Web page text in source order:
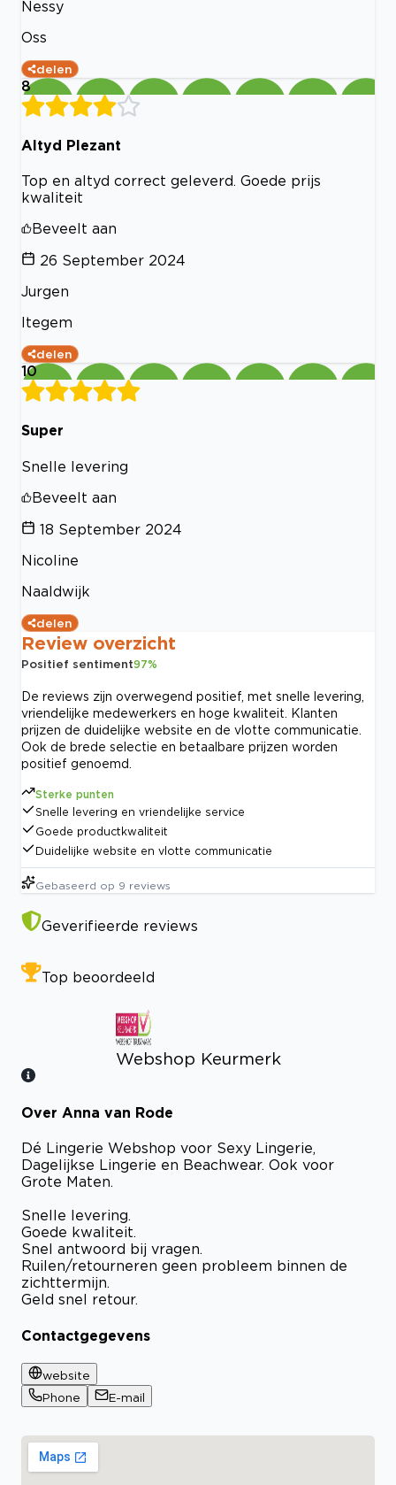
Nessy
Oss
delen
8
Altyd Plezant
Top en altyd correct geleverd. Goede prijs
kwaliteit
Beveelt aan
26 September 2024
Jurgen
Itegem
delen
10
Super
Snelle levering
Beveelt aan
18 September 2024
Nicoline
Naaldwijk
delen
Review overzicht
Positief sentiment97%
De reviews zijn overwegend positief, met snelle levering,
vriendelijke medewerkers en hoge kwaliteit. Klanten
prijzen de duidelijke website en de vlotte communicatie.
Ook de brede selectie en betaalbare prijzen worden
positief genoemd.
Sterke punten
Snelle levering en vriendelijke service
Goede productkwaliteit
Duidelijke website en vlotte communicatie
Gebaseerd op 9 reviews
Geverifieerde reviews
Top beoordeeld
Webshop Keurmerk
Bekijk certificaat
Over Anna van Rode
Dé Lingerie Webshop voor Sexy Lingerie,
Dagelijkse Lingerie en Beachwear. Ook voor
Grote Maten.
Snelle levering.
Goede kwaliteit.
Snel antwoord bij vragen.
Ruilen/retourneren geen probleem binnen de
zichttermijn.
Geld snel retour.
Contactgegevens
website
Phone
E-mail